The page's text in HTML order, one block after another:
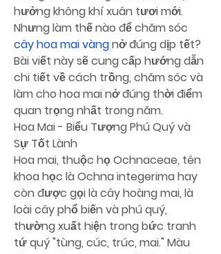
hưởng không khí xuân tươi mới.
cây hoa mai vàng nở đúng dịp tết?
Bài viết này sẽ cung cấp hướng dẫn
chi tiết về cách trồng, chăm sóc và
làm cho hoa mai nở đúng thời điểm
quan trọng nhất trong năm.
Hoa Mai - Biểu Tượng Phú Quý và
Sự Tốt Lành
Hoa mai, thuộc họ Ochnaceae, tên
khoa học là Ochna integerima hay
còn được gọi là cây hoàng mai, là
loài cây phổ biến và phú quý,
thường xuất hiện trong bức tranh
tứ quý "tùng, cúc, trúc, mai." Màu